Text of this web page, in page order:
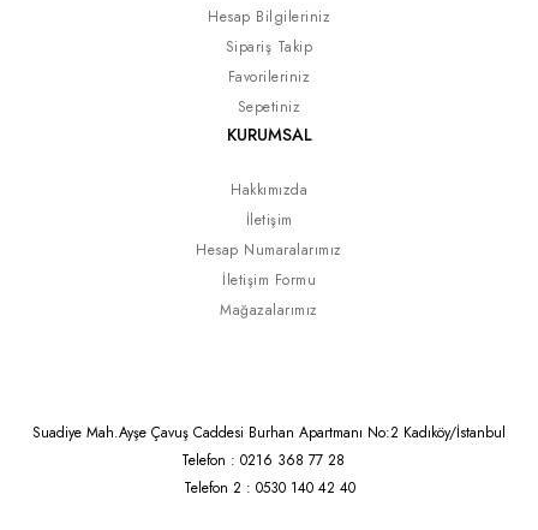
Hesap Bilgileriniz
Sipariş Takip
Favorileriniz
Sepetiniz
KURUMSAL
Hakkımızda
İletişim
Hesap Numaralarımız
İletişim Formu
Mağazalarımız
Suadiye Mah.Ayşe Çavuş Caddesi Burhan Apartmanı No:2 Kadıköy/İstanbul
Telefon : 0216 368 77 28
Telefon 2 : 0530 140 42 40